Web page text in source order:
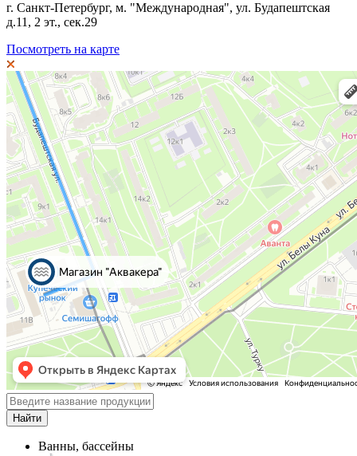
г. Санкт-Петербург, м. "Международная", ул. Будапештская
д.11, 2 эт., сек.29
Посмотреть на карте
Ванны, бассейны